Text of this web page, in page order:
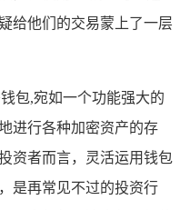
给他们的交易蒙上了一层
包,宛如一个功能强大的
进行各种加密资产的存
资者而言，灵活运用钱包
是再常见不过的投资行